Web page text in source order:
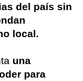
del país sin
local.
una
para